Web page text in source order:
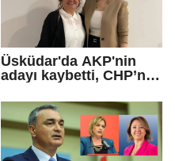
Üsküdar'da AKP'nin
adayı kaybetti, CHP’nin
Çetinkaya Başkan
Vekili seçildi